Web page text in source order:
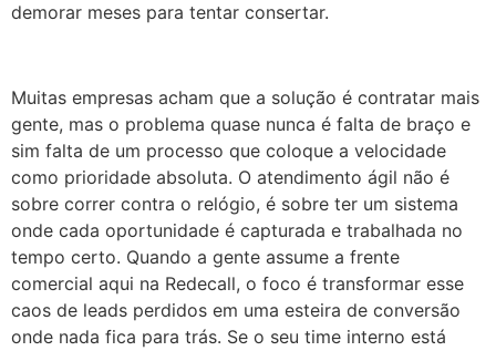
demorar meses para tentar consertar.
Muitas empresas acham que a solução é contratar mais
gente, mas o problema quase nunca é falta de braço e
sim falta de um processo que coloque a velocidade
como prioridade absoluta. O atendimento ágil não é
sobre correr contra o relógio, é sobre ter um sistema
onde cada oportunidade é capturada e trabalhada no
tempo certo. Quando a gente assume a frente
comercial aqui na Redecall, o foco é transformar esse
caos de leads perdidos em uma esteira de conversão
onde nada fica para trás. Se o seu time interno está